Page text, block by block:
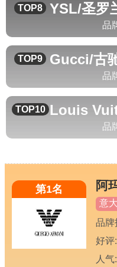
TOP8 YSL/圣罗
品
TOP9 Gucci/古
品
TOP10 Louis
品
第1名 阿
意
品牌
好评:
人气: